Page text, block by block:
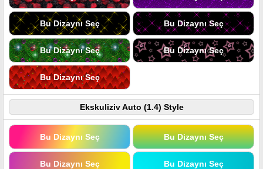
Bu Dizaynı Seç Bu Dizaynı Seç
Bu Dizaynı Seç Bu Dizaynı Seç
Bu Dizaynı Seç
Ekskuliziv Auto (1.4) Style
Bu Dizaynı Seç Bu Dizaynı Seç
Bu Dizaynı Seç Bu Dizaynı Seç